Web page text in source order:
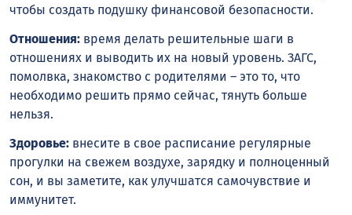
чтобы создать подушку финансовой безопасности.
Отношения: время делать решительные шаги в
отношениях и выводить их на новый уровень. ЗАГС,
помолвка, знакомство с родителями – это то, что
необходимо решить прямо сейчас, тянуть больше
нельзя.
Здоровье: внесите в свое расписание регулярные
прогулки на свежем воздухе, зарядку и полноценный
сон, и вы заметите, как улучшатся самочувствие и
иммунитет.